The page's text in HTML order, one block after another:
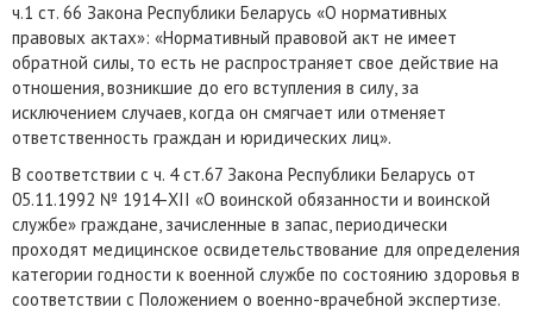
ч.1 ст. 66 Закона Республики Беларусь «О нормативных
правовых актах»: «Нормативный правовой акт не имеет
обратной силы, то есть не распространяет свое действие на
отношения, возникшие до его вступления в силу, за
исключением случаев, когда он смягчает или отменяет
ответственность граждан и юридических лиц».
В соответствии с ч. 4 ст.67 Закона Республики Беларусь от
05.11.1992 № 1914-XII «О воинской обязанности и воинской
службе» граждане, зачисленные в запас, периодически
проходят медицинское освидетельствование для определения
категории годности к военной службе по состоянию здоровья в
соответствии с Положением о военно-врачебной экспертизе.